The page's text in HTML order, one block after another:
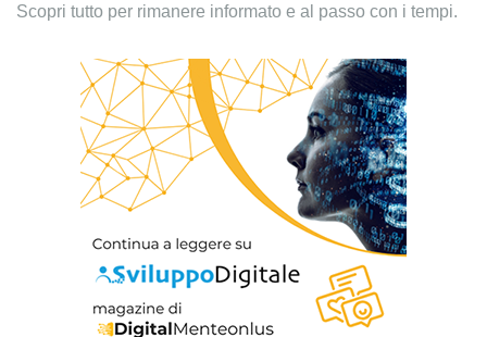
Scopri tutto per rimanere informato e al passo con i tempi.